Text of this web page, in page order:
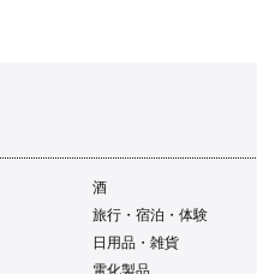
酒
旅行・宿泊・体験
日用品・雑貨
電化製品